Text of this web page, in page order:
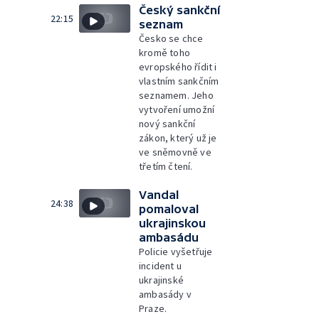
22:15
Český sankční
seznam
Česko se chce
kromě toho
evropského řídit i
vlastním sankčním
seznamem. Jeho
vytvoření umožní
nový sankční
zákon, který už je
ve sněmovně ve
třetím čtení.
24:38
Vandal
pomaloval
ukrajinskou
ambasádu
Policie vyšetřuje
incident u
ukrajinské
ambasády v
Praze.